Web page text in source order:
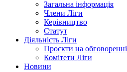
Загальна інформація
Члени Ліги
Керівництво
Статут
Діяльність Ліги
Проєкти на обговоренні
Комітети Ліги
Новини